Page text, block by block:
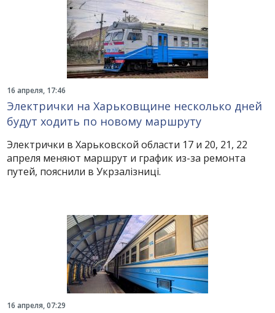
16 апреля, 17:46
Электрички на Харьковщине несколько дней
будут ходить по новому маршруту
Электрички в Харьковской области 17 и 20, 21, 22
апреля меняют маршрут и график из-за ремонта
путей, пояснили в Укрзалізниці.
16 апреля, 07:29